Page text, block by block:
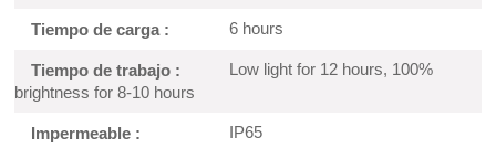
Tiempo de carga : 6 hours
Tiempo de trabajo :
Low light for 12 hours, 100%
brightness for 8-10 hours
Impermeable : IP65